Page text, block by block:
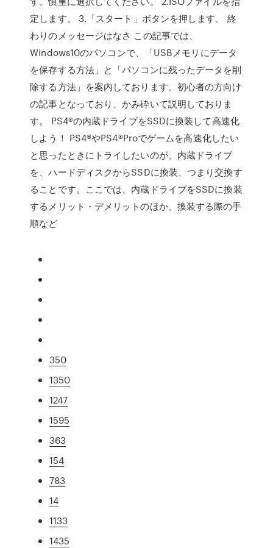
定します。 3.「スタート」ボタンを押します。 終
わりのメッセージはなさ この記事では、
Windows10のパソコンで、「USBメモリにデータ
を保存する方法」と「パソコンに残ったデータを削
除する方法」を案内しております。初心者の方向け
の記事となっており、かみ砕いて説明しておりま
す。 PS4®の内蔵ドライブをSSDに換装して高速化
しよう！ PS4®やPS4®Proでゲームを高速化したい
と思ったときにトライしたいのが、内蔵ドライブ
を、ハードディスクからSSDに換装、つまり交換す
ることです。ここでは、内蔵ドライブをSSDに換装
するメリット・デメリットのほか、換装する際の手
順など
350
1350
1247
1595
363
154
783
14
1133
1435